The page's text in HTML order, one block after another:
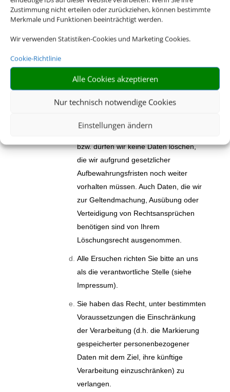
Zustimmung nicht erteilen oder zurückziehen, können bestimmte
Merkmale und Funktionen beeinträchtigt werden.
Wir verwenden Statistiken-Cookies und Marketing Cookies.
Cookie-Richtlinie
Alle Cookies akzeptieren
Nur technisch notwendige Cookies
Einstellungen ändern
Sie gespeicherter personenbezogener
Daten zu verlangen.
Sie haben weiterhin das Recht, die
gespeicherten personenbezogenen
Daten zu verlangen, wenn die
gesetzlichen Voraussetzungen
vorliegen. Bitte beachten Sie, dass Ihr
unterliegen kann. Zum Beispiel müssen
bzw. dürfen wir keine Daten löschen,
die wir aufgrund gesetzlicher
Aufbewahrungsfristen noch weiter
vorhalten müssen. Auch Daten, die wir
zur Geltendmachung, Ausübung oder
Verteidigung von Rechtsansprüchen
benötigen sind von Ihrem
Löschungsrecht ausgenommen.
Alle Ersuchen richten Sie bitte an uns
als die verantwortliche Stelle (siehe
Impressum).
Sie haben das Recht, unter bestimmten
Voraussetzungen die Einschränkung
der Verarbeitung (d.h. die Markierung
gespeicherter personenbezogener
Daten mit dem Ziel, ihre künftige
Verarbeitung einzuschränken) zu
verlangen.